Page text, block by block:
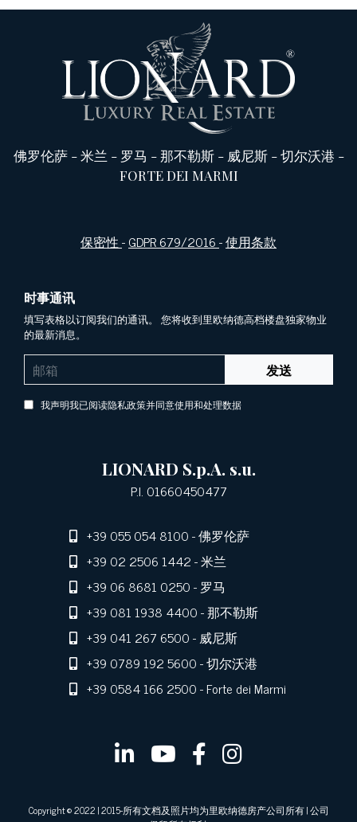
佛罗伦萨-米兰 - 罗马 -那不勒斯- 威尼斯-切尔沃港 -
FORTE DEI MARMI
保密性-GDPR 679/2016-使用条款
时事通讯
填写表格以订阅我们的通讯。 您将收到里欧纳德高档楼盘独家物业
的最新消息。
发送
我声明我已阅读隐私政策并同意使用和处理数据
LIONARD S.p.A. s.u.
P.I. 01660450477
+39 055 054 8100- 佛罗伦萨
+39 02 2506 1442- 米兰
+39 06 8681 0250- 罗马
+39 081 1938 4400- 那不勒斯
+39 041 267 6500- 威尼斯
+39 0789 192 5600- 切尔沃港
+39 0584 166 2500- Forte dei Marmi
Copyright © 2022 | 2015-所有文档及照片均为里欧纳德房产公司所有 | 公司